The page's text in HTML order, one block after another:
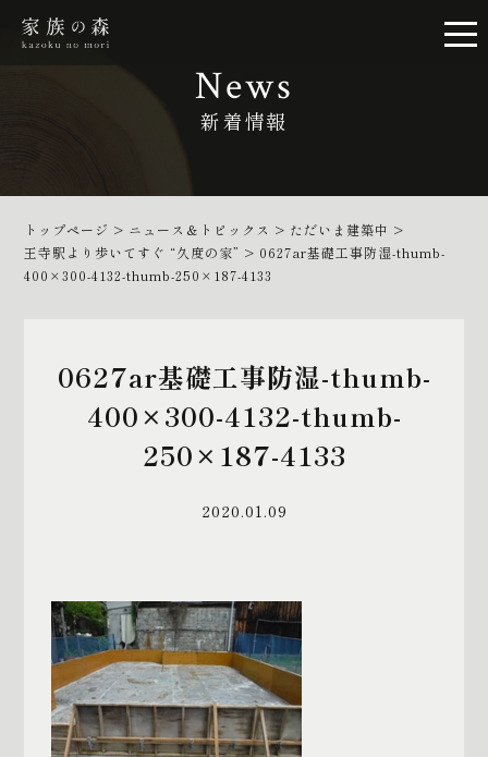
News
新着情報
トップページ > ニュース＆トピックス > ただいま建築中 >
王寺駅より歩いてすぐ “久度の家” > 0627ar基礎工事防湿-thumb-
400×300-4132-thumb-250×187-4133
0627ar基礎工事防湿-thumb-
400×300-4132-thumb-
250×187-4133
2020.01.09